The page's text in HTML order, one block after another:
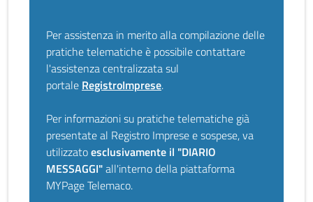
Per assistenza in merito alla compilazione delle
pratiche telematiche è possibile contattare
l'assistenza centralizzata sul
portale RegistroImprese.
Per informazioni su pratiche telematiche già
presentate al Registro Imprese e sospese, va
utilizzatoesclusivamente il "DIARIO
MESSAGGI"all'interno della piattaforma
MYPage Telemaco.